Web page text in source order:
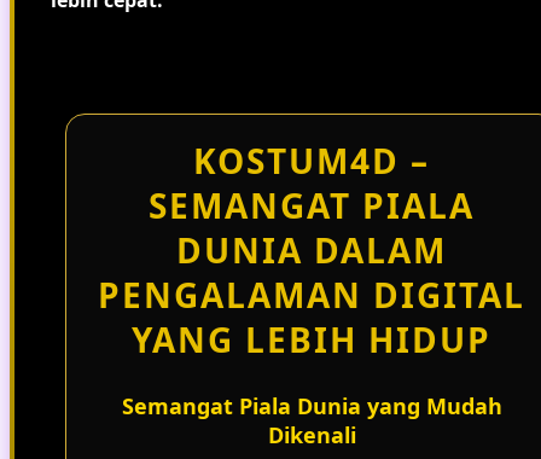
KOSTUM4D –
SEMANGAT PIALA
DUNIA DALAM
PENGALAMAN DIGITAL
YANG LEBIH HIDUP
Semangat Piala Dunia yang Mudah
Dikenali